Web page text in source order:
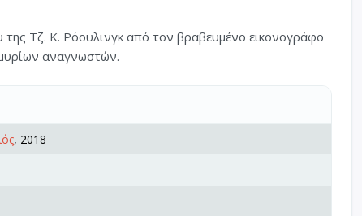
Τζ. Κ. Ρόουλινγκ από τον βραβευµένο εικονογράφο
αναγνωστών.
, 2018